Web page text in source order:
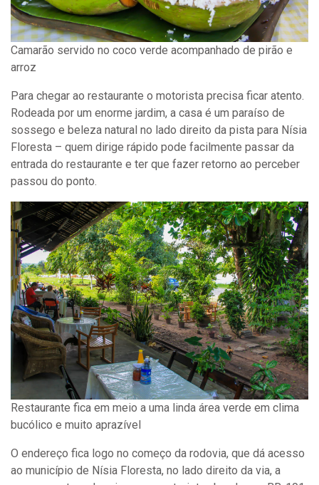
Camarão servido no coco verde acompanhado de pirão e
arroz
Para chegar ao restaurante o motorista precisa ficar atento.
Rodeada por um enorme jardim, a casa é um paraíso de
sossego e beleza natural no lado direito da pista para Nísia
Floresta – quem dirige rápido pode facilmente passar da
entrada do restaurante e ter que fazer retorno ao perceber
passou do ponto.
Restaurante fica em meio a uma linda área verde em clima
bucólico e muito aprazível
O endereço fica logo no começo da rodovia, que dá acesso
ao município de Nísia Floresta, no lado direito da via, a